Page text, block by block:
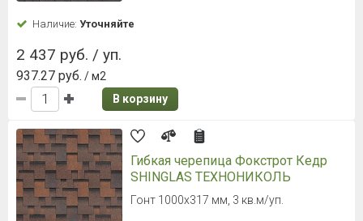
Наличие: Уточняйте
2 437 руб. / уп.
937.27 руб. / м2
В корзину
Гибкая черепица Фокстрот Кедр
SHINGLAS ТЕХНОНИКОЛЬ
Гонт 1000х317 мм, 3 кв.м/уп.